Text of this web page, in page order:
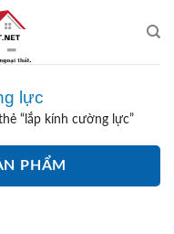
lực
“lắp kính cường lực”
PHẨM